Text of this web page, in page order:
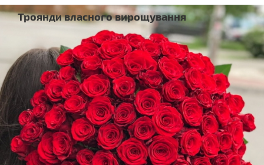
Троянди власного вирощування